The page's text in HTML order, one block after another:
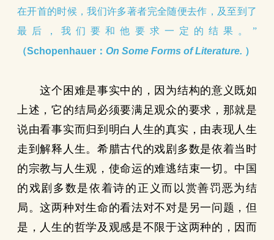
在开首的时候，我们许多著者完全随便去作，及至到了
最后，我们要和他要求一定的结果。”
（Schopenhauer： On Some Forms of Literature. ）
这个困难是事实中的，因为结构的意义既如
上述，它的结局必须要满足观众的要求，那就是
说由看事实而归到明白人生的真实，由表现人生
走到解释人生。希腊古代的戏剧多数是依着当时
的宗教与人生观，使命运的难逃结束一切。中国
的戏剧多数是依着诗的正义而以赏善罚恶为结
局。这两种对生命的看法对不对是另一问题，但
是，人生的哲学及观感是不限于这两种的，因而